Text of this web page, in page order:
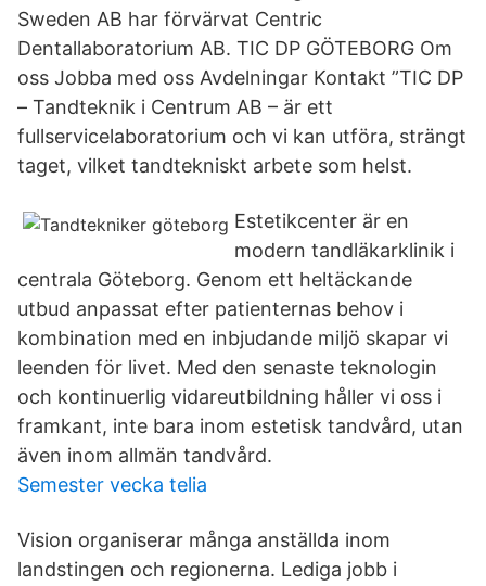
Sweden AB har förvärvat Centric
Dentallaboratorium AB. TIC DP GÖTEBORG Om
oss Jobba med oss Avdelningar Kontakt ”TIC DP
– Tandteknik i Centrum AB – är ett
fullservicelaboratorium och vi kan utföra, strängt
taget, vilket tandtekniskt arbete som helst.
Estetikcenter är en
modern tandläkarklinik i
centrala Göteborg. Genom ett heltäckande
utbud anpassat efter patienternas behov i
kombination med en inbjudande miljö skapar vi
leenden för livet. Med den senaste teknologin
och kontinuerlig vidareutbildning håller vi oss i
framkant, inte bara inom estetisk tandvård, utan
även inom allmän tandvård.
Semester vecka telia
Vision organiserar många anställda inom
landstingen och regionerna. Lediga jobb i